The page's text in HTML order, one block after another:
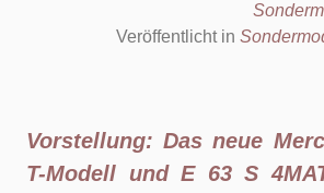
Veröffentlicht in
Vorstellung: Das neue
T-Modell und E 63 S